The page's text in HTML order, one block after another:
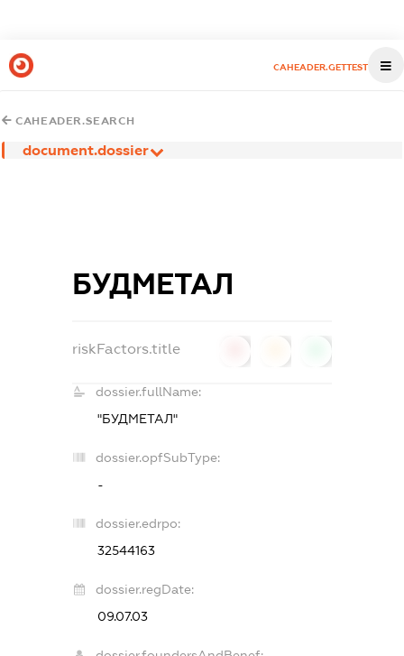
CAHEADER.GETTEST
CAHEADER.SEARCH
document.dossier
БУДМЕТАЛ
riskFactors.title
dossier.fullName:
"БУДМЕТАЛ"
dossier.opfSubType:
-
dossier.edrpo:
32544163
dossier.regDate:
09.07.03